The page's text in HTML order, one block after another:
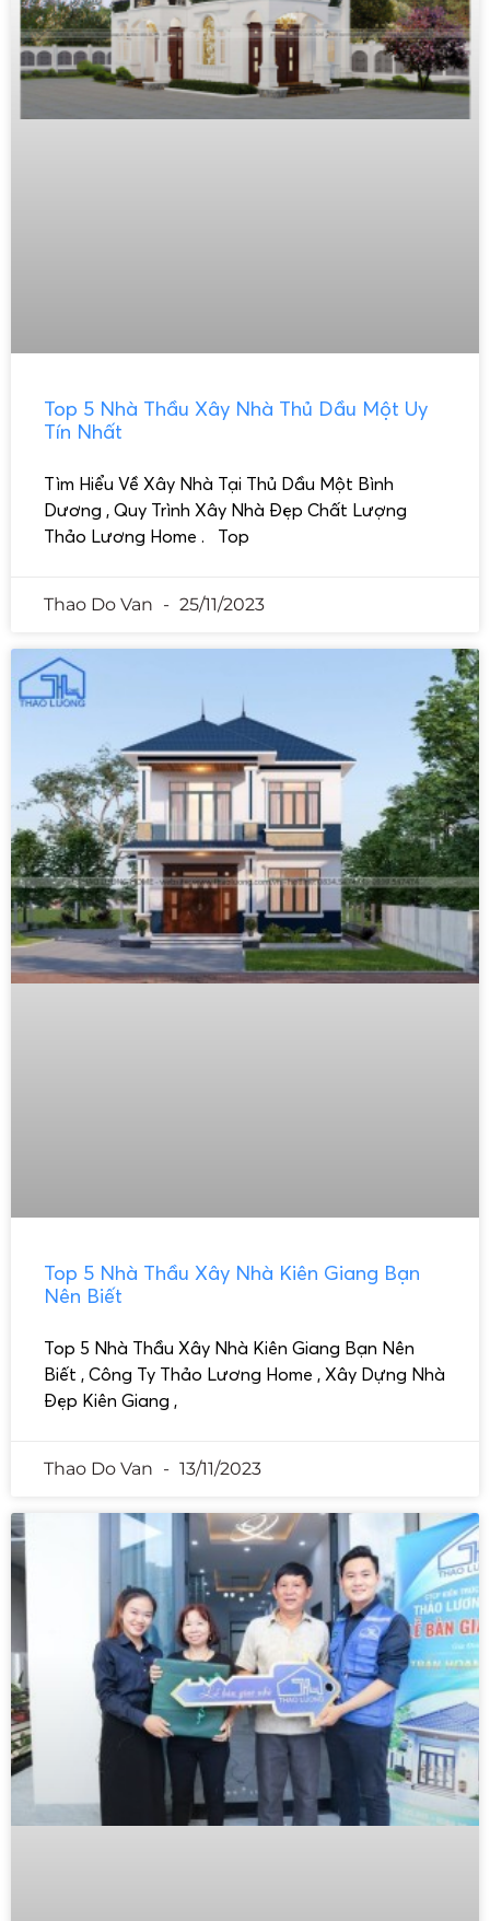
Top 5 Nhà Thầu Xây Nhà Thủ Dầu Một Uy
Tín Nhất
Tìm Hiểu Về Xây Nhà Tại Thủ Dầu Một Bình
Dương , Quy Trình Xây Nhà Đẹp Chất Lượng
Thảo Lương Home . Top
Thao Do Van 25/11/2023
Top 5 Nhà Thầu Xây Nhà Kiên Giang Bạn
Nên Biết
Top 5 Nhà Thầu Xây Nhà Kiên Giang Bạn Nên
Biết , Công Ty Thảo Lương Home , Xây Dựng Nhà
Đẹp Kiên Giang ,
Thao Do Van 13/11/2023